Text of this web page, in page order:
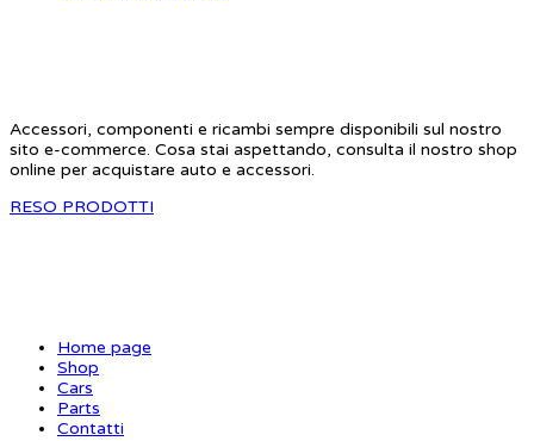
Accessori, componenti e ricambi sempre disponibili sul nostro
sito e-commerce. Cosa stai aspettando, consulta il nostro shop
online per acquistare auto e accessori.
RESO PRODOTTI
Home page
Shop
Cars
Parts
Contatti